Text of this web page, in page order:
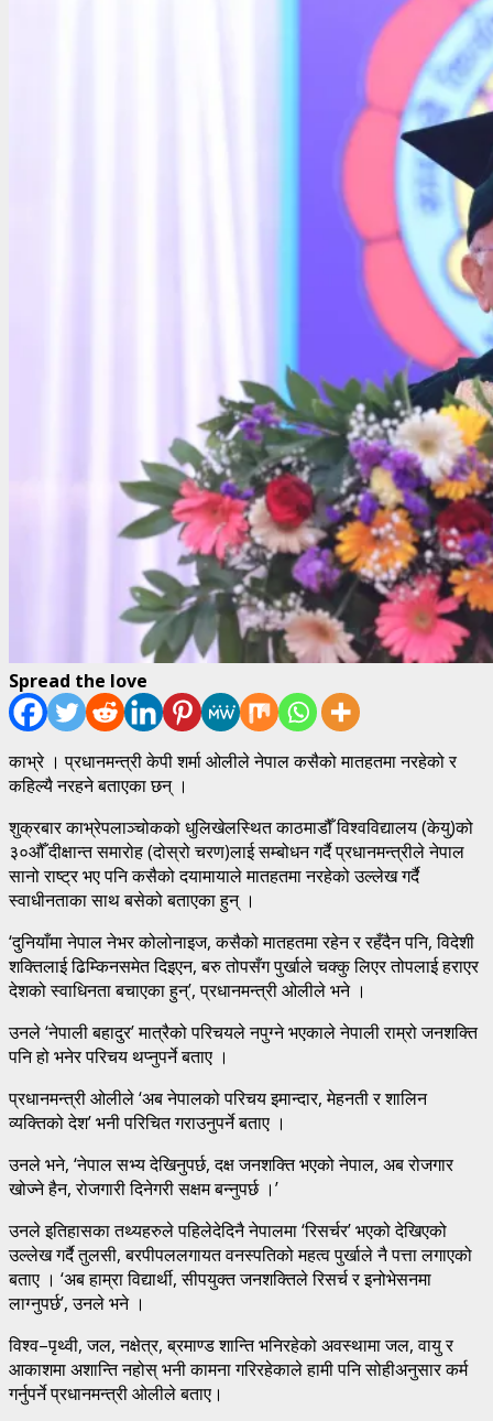
Spread the love
काभ्रे । प्रधानमन्त्री केपी शर्मा ओलीले नेपाल कसैको मातहतमा नरहेको र
कहिल्यै नरहने बताएका छन् ।
शुक्रबार काभ्रेपलाञ्चोकको धुलिखेलस्थित काठमाडौँ विश्वविद्यालय (केयु)को
३०औँ दीक्षान्त समारोह (दोस्रो चरण)लाई सम्बोधन गर्दै प्रधानमन्त्रीले नेपाल
सानो राष्ट्र भए पनि कसैको दयामायाले मातहतमा नरहेको उल्लेख गर्दै
स्वाधीनताका साथ बसेको बताएका हुन् ।
‘दुनियाँमा नेपाल नेभर कोलोनाइज, कसैको मातहतमा रहेन र रहँदैन पनि, विदेशी
शक्तिलाई ढिम्किनसमेत दिइएन, बरु तोपसँग पुर्खाले चक्कु लिएर तोपलाई हराएर
देशको स्वाधिनता बचाएका हुन्’, प्रधानमन्त्री ओलीले भने ।
उनले ‘नेपाली बहादुर’ मात्रैको परिचयले नपुग्ने भएकाले नेपाली राम्रो जनशक्ति
पनि हो भनेर परिचय थप्नुपर्ने बताए ।
प्रधानमन्त्री ओलीले ‘अब नेपालको परिचय इमान्दार, मेहनती र शालिन
व्यक्तिको देश’ भनी परिचित गराउनुपर्ने बताए ।
उनले भने, ‘नेपाल सभ्य देखिनुपर्छ, दक्ष जनशक्ति भएको नेपाल, अब रोजगार
खोज्ने हैन, रोजगारी दिनेगरी सक्षम बन्नुपर्छ ।’
उनले इतिहासका तथ्यहरुले पहिलेदेदिनै नेपालमा ‘रिसर्चर’ भएको देखिएको
उल्लेख गर्दै तुलसी, बरपीपललगायत वनस्पतिको महत्व पुर्खाले नै पत्ता लगाएको
बताए । ‘अब हाम्रा विद्यार्थी, सीपयुक्त जनशक्तिले रिसर्च र इनोभेसनमा
लाग्नुपर्छ’, उनले भने ।
विश्व–पृथ्वी, जल, नक्षेत्र, ब्रमाण्ड शान्ति भनिरहेको अवस्थामा जल, वायु र
आकाशमा अशान्ति नहोस् भनी कामना गरिरहेकाले हामी पनि सोहीअनुसार कर्म
गर्नुपर्ने प्रधानमन्त्री ओलीले बताए।